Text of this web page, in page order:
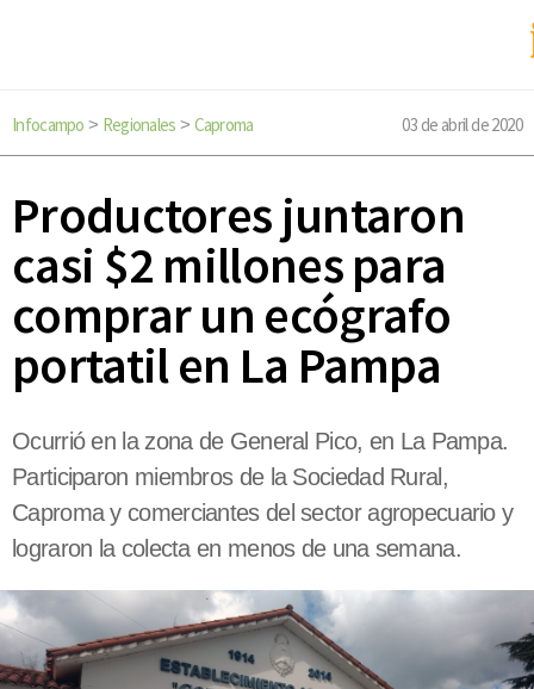
Infocampo > Regionales > Caproma 03 de abril de 2020
Productores juntaron
casi $2 millones para
comprar un ecógrafo
portatil en La Pampa
Ocurrió en la zona de General Pico, en La Pampa.
Participaron miembros de la Sociedad Rural,
Caproma y comerciantes del sector agropecuario y
lograron la colecta en menos de una semana.